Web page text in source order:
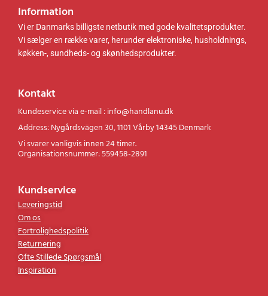
Information
Vi er Danmarks billigste netbutik med gode kvalitetsprodukter.
Vi sælger en række varer, herunder elektroniske, husholdnings,
køkken-, sundheds- og skønhedsprodukter.
Kontakt
Kundeservice via e-mail : info@handlanu.dk
Address: Nygårdsvägen 30, 1101 Vårby 14345 Denmark
Vi svarer vanligvis innen 24 timer.
Organisationsnummer: 559458-2891
Kundservice
Leveringstid
Om os
Fortrolighedspolitik
Returnering
Ofte Stillede Spørgsmål
Inspiration